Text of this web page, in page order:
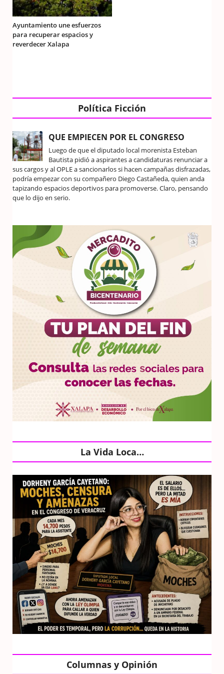
Ayuntamiento une esfuerzos
para recuperar espacios y
reverdecer Xalapa
Política Ficción
QUE EMPIECEN POR EL CONGRESO
Luego de que el diputado local morenista Esteban
Bautista pidió a aspirantes a candidaturas renunciar a
sus cargos y al OPLE a sancionarlos si hacen campañas disfrazadas,
podría empezar con su compañero Diego Castañeda, quien anda
tapizando espacios deportivos para promoverse. Claro, pensando
que lo dijo en serio.
La Vida Loca…
Columnas y Opinión